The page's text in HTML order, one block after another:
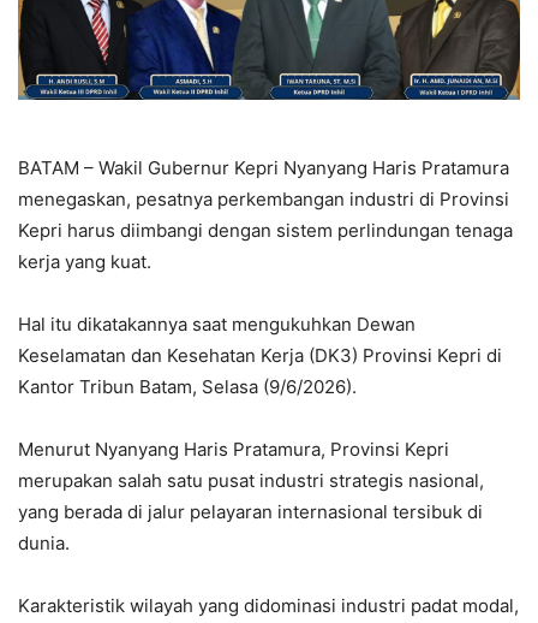
BATAM – Wakil Gubernur Kepri Nyanyang Haris Pratamura
menegaskan, pesatnya perkembangan industri di Provinsi
Kepri harus diimbangi dengan sistem perlindungan tenaga
kerja yang kuat.
Hal itu dikatakannya saat mengukuhkan Dewan
Keselamatan dan Kesehatan Kerja (DK3) Provinsi Kepri di
Kantor Tribun Batam, Selasa (9/6/2026).
Menurut Nyanyang Haris Pratamura, Provinsi Kepri
merupakan salah satu pusat industri strategis nasional,
yang berada di jalur pelayaran internasional tersibuk di
dunia.
Karakteristik wilayah yang didominasi industri padat modal,